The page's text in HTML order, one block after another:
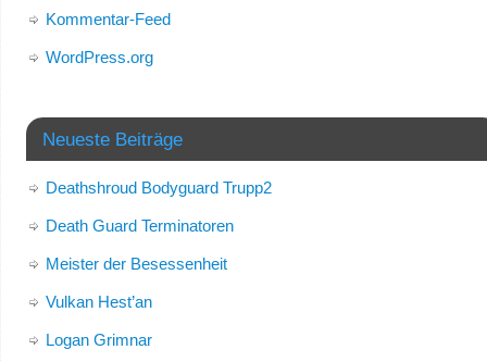
Kommentar-Feed
WordPress.org
Neueste Beiträge
Deathshroud Bodyguard Trupp2
Death Guard Terminatoren
Meister der Besessenheit
Vulkan Hest’an
Logan Grimnar